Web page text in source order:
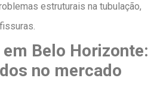
estruturais na tubulação,
Belo Horizonte:
no mercado